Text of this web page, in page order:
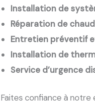
Installation de
Réparation de
Entretien préventif
Installation de
Service d’urgence
Faites confiance à